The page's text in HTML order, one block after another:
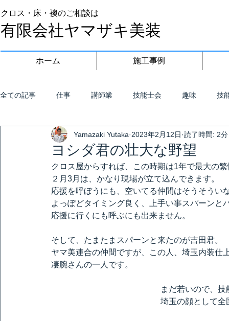
クロス・床・襖のご相談は
有限会社ヤマザキ美装
ホーム 施工事例
全ての記事 仕事 講師業 技能士会 趣味 技
ヨシダ君の壮大な野望
Yamazaki Yutaka 2023年2月12日 読了時間: 2分
クロス屋からすれば、この時期は1年で最大の
２月3月は、かなり現場が立て込んできます。
応援を呼ぼうにも、空いてる仲間はそうそうい
よっぽどタイミング良く、上手い事スパーンと
応援に行くにも呼ぶにも出来ません。
そして、たまたまスパーンと来たのが吉田君。
ヤマ美連合の仲間ですが、この人、埼玉内装仕
凄腕さんの一人です。
まだ若いので、
埼玉の顔として全